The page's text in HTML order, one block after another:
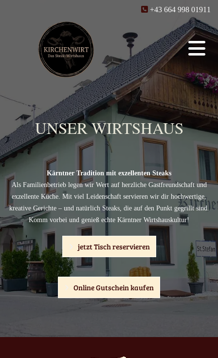
 +43 664 998 01911
UNSER WIRTSHAUS
Kärntner Tradition mit exzellenten Steaks
Als Familienbetrieb legen wir Wert auf herzliche Gastfreundschaft und
exzellente Küche. Mit viel Leidenschaft servieren wir dir hochwertige,
kreative Gerichte – und natürlich Steaks, die auf den Punkt gegrillt sind.
Komm vorbei und genieß echte Kärntner Wirtshauskultur!
jetzt Tisch reservieren
Online Gutschein kaufen